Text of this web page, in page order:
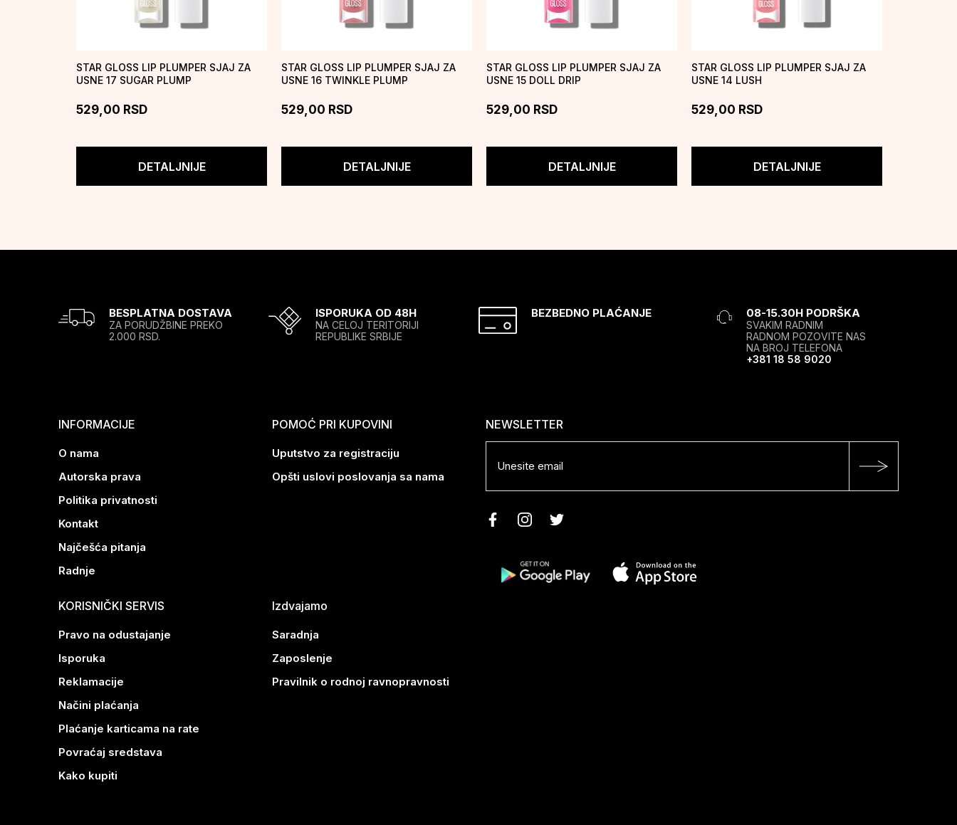
STAR GLOSS LIP PLUMPER SJAJ ZA
USNE 17 SUGAR PLUMP
DETALJNIJE
529,00 RSD
STAR GLOSS LIP PLUMPER SJAJ ZA
USNE 16 TWINKLE PLUMP
DETALJNIJE
529,00 RSD
STAR GLOSS LIP PLUMPER SJAJ ZA
USNE 15 DOLL DRIP
DETALJNIJE
529,00 RSD
STAR GLOSS LIP PLUMPER SJAJ ZA
USNE 14 LUSH
DETALJNIJE
529,00 RSD
BESPLATNA DOSTAVA
ZA PORUDŽBINE PREKO
2.000 RSD.
ISPORUKA OD 48H
NA CELOJ TERITORIJI
REPUBLIKE SRBIJE
BEZBEDNO PLAĆANJE 08-15.30H PODRŠKA
SVAKIM RADNIM
RADNOM POZOVITE NAS
NA BROJ TELEFONA
+381 18 58 9020
INFORMACIJE
O nama
Autorska prava
Politika privatnosti
Kontakt
Najčešća pitanja
Radnje
POMOĆ PRI KUPOVINI
Uputstvo za registraciju
Opšti uslovi poslovanja sa nama
KORISNIČKI SERVIS
Pravo na odustajanje
Isporuka
Reklamacije
Načini plaćanja
Plaćanje karticama na rate
Povraćaj sredstava
Kako kupiti
Izdvajamo
Saradnja
Zaposlenje
Pravilnik o rodnoj ravnopravnosti
NEWSLETTER